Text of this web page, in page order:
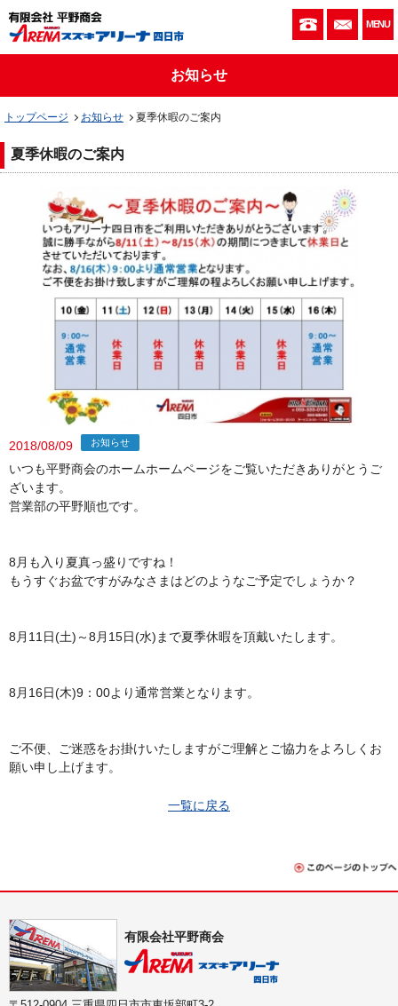
059-333-お問
MENU
お知らせ
トップページ お知らせ 夏季休暇のご案内
夏季休暇のご案内
2018/08/09 お知らせ
いつも平野商会のホームホームページをご覧いただきありがとうご
ざいます。
営業部の平野順也です。
8月も入り夏真っ盛りですね！
もうすぐお盆ですがみなさまはどのようなご予定でしょうか？
8月11日(土)～8月15日(水)まで夏季休暇を頂戴いたします。
8月16日(木)9：00より通常営業となります。
ご不便、ご迷惑をお掛けいたしますがご理解とご協力をよろしくお
願い申し上げます。
一覧に戻る
有限会社平野商会